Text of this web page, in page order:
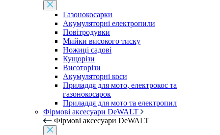
Газонокосарки
Акумуляторні електропили
Повітродувки
Мийки високого тиску
Ножиці садові
Кущорізи
Висоторізи
Акумуляторні коси
Приладдя для мото, електрокос та
газонокосарок
Приладдя для мото та електропил
Фірмові аксесуари DeWALT
Фірмові аксесуари DeWALT